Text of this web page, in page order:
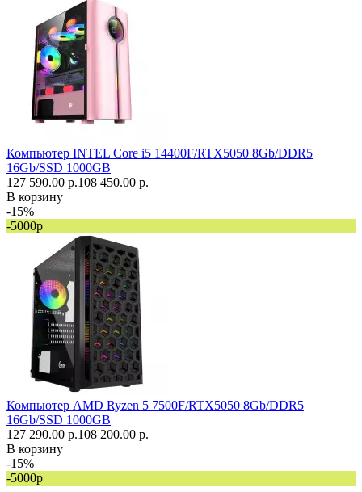
Компьютер INTEL Core i5 14400F/RTX5050 8Gb/DDR5
16Gb/SSD 1000GB
127 590.00 р.108 450.00 р.
В корзину
-15%
-5000р
Компьютер AMD Ryzen 5 7500F/RTX5050 8Gb/DDR5
16Gb/SSD 1000GB
127 290.00 р.108 200.00 р.
В корзину
-15%
-5000р